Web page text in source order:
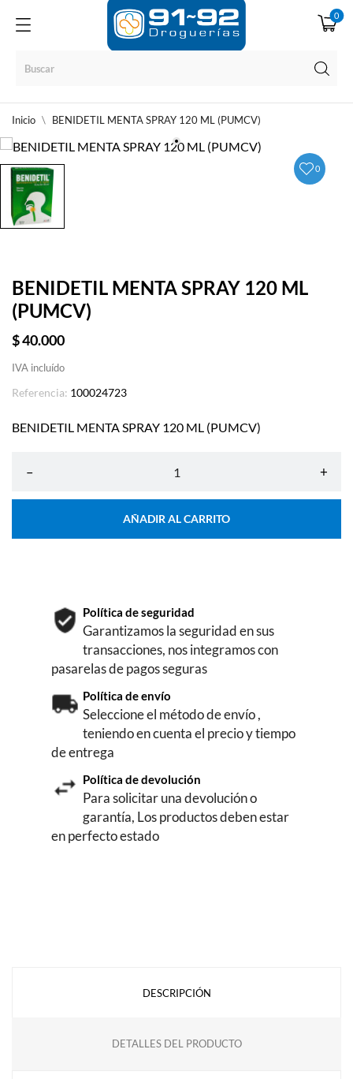
0
Inicio BENIDETIL MENTA SPRAY 120 ML (PUMCV)
0
BENIDETIL MENTA SPRAY 120 ML
(PUMCV)
$ 40.000
IVA incluído
Referencia: 100024723
BENIDETIL MENTA SPRAY 120 ML (PUMCV)
– +
AÑADIR AL CARRITO
Política de seguridad
Garantizamos la seguridad en sus
transacciones, nos integramos con
pasarelas de pagos seguras
Política de envío
Seleccione el método de envío ,
teniendo en cuenta el precio y tiempo
de entrega
Política de devolución
Para solicitar una devolución o
garantía, Los productos deben estar
en perfecto estado
DESCRIPCIÓN
DETALLES DEL PRODUCTO